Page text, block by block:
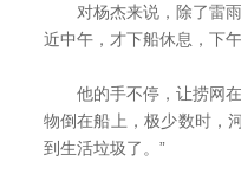
对杨杰来说，除了雷雨
近中午，才下船休息，下
他的手不停，让捞网在
物倒在船上，极少数时，
到生活垃圾了。”